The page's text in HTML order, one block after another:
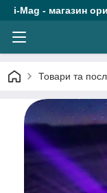
i-Mag - магазин
Товари та